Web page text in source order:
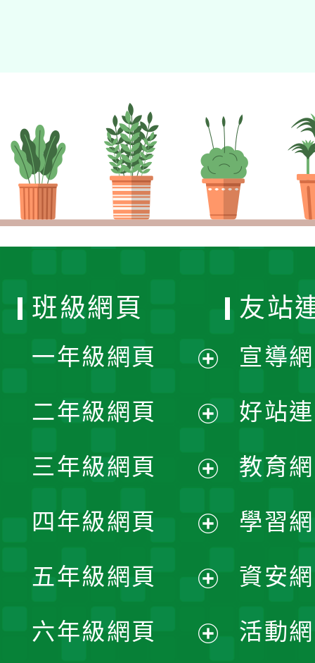
班級網頁
一年級網頁
開
選
單
二年級網頁
開
選
單
三年級網頁
開
選
單
四年級網頁
開
選
五年級網頁
開
六年級網頁
友站
宣導
好站
教育
學習
資安
活動